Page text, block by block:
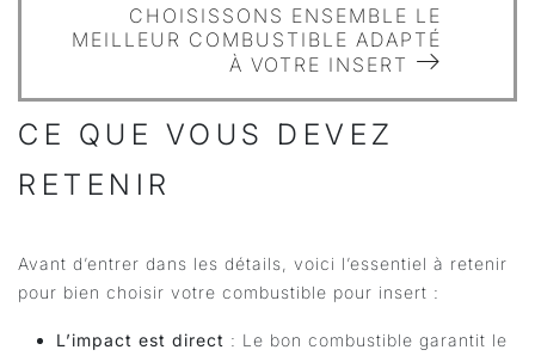
CHOISISSONS ENSEMBLE LE
MEILLEUR COMBUSTIBLE ADAPTÉ
À VOTRE INSERT
CE QUE VOUS DEVEZ
RETENIR
Avant d’entrer dans les détails, voici l’essentiel à retenir
pour bien choisir votre combustible pour insert :
L’impact est direct : Le bon combustible garantit le